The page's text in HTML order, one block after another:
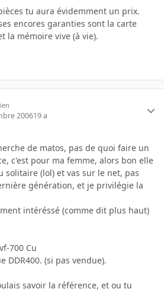
tu aura évidemment un prix.
encores garanties sont la carte
la mémoire vive (à vie).
200619 a
de matos, pas de quoi faire un
c'est pour ma femme, alors bon elle
solitaire (lol) et vas sur le net, pas
génération, et je privilégie la
intéréssé (comme dit plus haut)
700 Cu
DDR400. (si pas vendue).
savoir la référence, et ou tu